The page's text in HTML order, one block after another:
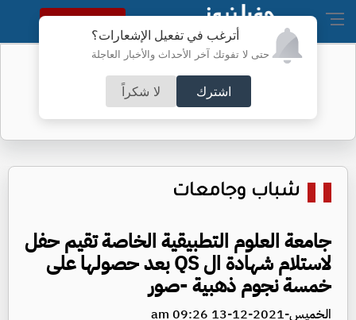
أترغب في تفعيل الإشعارات؟
حتى لا تفوتك آخر الأحداث والأخبار العاجلة
اشترك لا شكراً
النسخة الكاملة
شباب وجامعات
جامعة العلوم التطبيقية الخاصة تقيم حفل
لاستلام شهادة ال QS بعد حصولها على
خمسة نجوم ذهبية -صور
الخميس-2021-12-13 09:26 am